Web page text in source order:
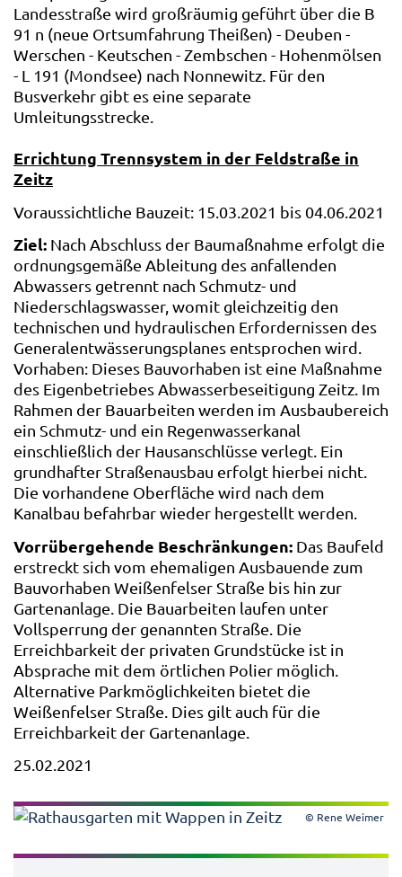
Landesstraße wird großräumig geführt über die B
91 n (neue Ortsumfahrung Theißen) - Deuben -
Werschen - Keutschen - Zembschen - Hohenmölsen
- L 191 (Mondsee) nach Nonnewitz. Für den
Busverkehr gibt es eine separate
Umleitungsstrecke.
Errichtung Trennsystem in der Feldstraße in
Zeitz
Voraussichtliche Bauzeit: 15.03.2021 bis 04.06.2021
Ziel: Nach Abschluss der Baumaßnahme erfolgt die
ordnungsgemäße Ableitung des anfallenden
Abwassers getrennt nach Schmutz- und
Niederschlagswasser, womit gleichzeitig den
technischen und hydraulischen Erfordernissen des
Generalentwässerungsplanes entsprochen wird.
Vorhaben: Dieses Bauvorhaben ist eine Maßnahme
des Eigenbetriebes Abwasserbeseitigung Zeitz. Im
Rahmen der Bauarbeiten werden im Ausbaubereich
ein Schmutz- und ein Regenwasserkanal
einschließlich der Hausanschlüsse verlegt. Ein
grundhafter Straßenausbau erfolgt hierbei nicht.
Die vorhandene Oberfläche wird nach dem
Kanalbau befahrbar wieder hergestellt werden.
Vorrübergehende Beschränkungen: Das Baufeld
erstreckt sich vom ehemaligen Ausbauende zum
Bauvorhaben Weißenfelser Straße bis hin zur
Gartenanlage. Die Bauarbeiten laufen unter
Vollsperrung der genannten Straße. Die
Erreichbarkeit der privaten Grundstücke ist in
Absprache mit dem örtlichen Polier möglich.
Alternative Parkmöglichkeiten bietet die
Weißenfelser Straße. Dies gilt auch für die
Erreichbarkeit der Gartenanlage.
25.02.2021
© Rene Weimer